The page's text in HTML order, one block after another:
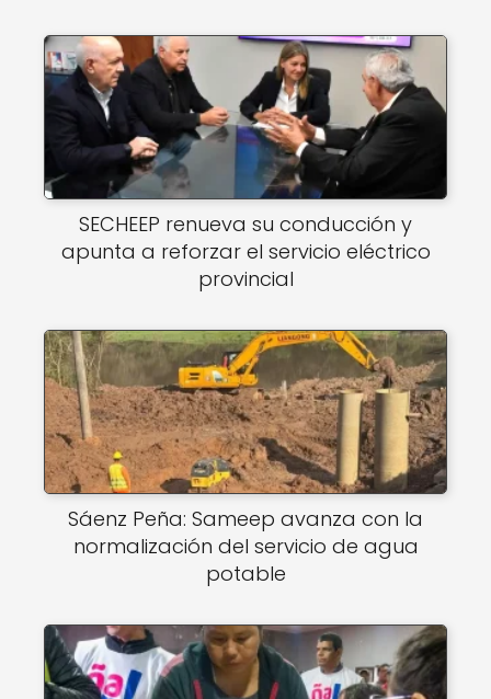
SECHEEP renueva su conducción y
apunta a reforzar el servicio eléctrico
provincial
Sáenz Peña: Sameep avanza con la
normalización del servicio de agua
potable